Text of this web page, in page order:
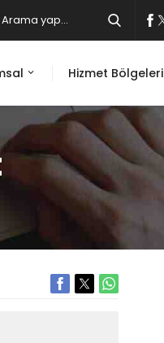
Hizmet Bölgeleri